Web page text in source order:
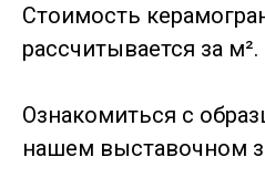
Стоимость
рассчитывается за м².
Ознакомиться с
нашем выставочном